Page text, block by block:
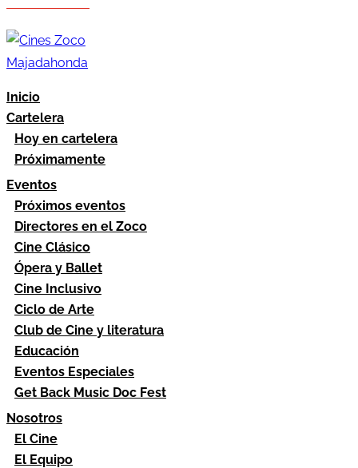
Inicio
Cartelera
Hoy en cartelera
Próximamente
Eventos
Próximos eventos
Directores en el Zoco
Cine Clásico
Ópera y Ballet
Cine Inclusivo
Ciclo de Arte
Club de Cine y literatura
Educación
Eventos Especiales
Get Back Music Doc Fest
Nosotros
El Cine
El Equipo